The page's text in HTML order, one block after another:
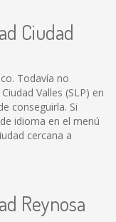
Ciudad
Todavía no
Valles (SLP) en
conseguirla. Si
idioma en el menú
cercana a
Reynosa